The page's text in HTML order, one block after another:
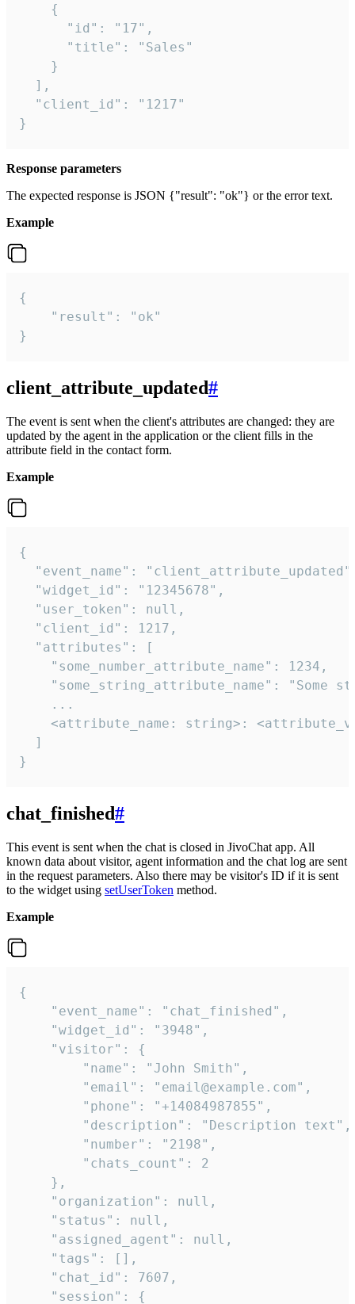
    {
      "id": "17",
      "title": "Sales"
    }
  ],
  "client_id": "1217"
}
Response parameters
The expected response is JSON {"result": "ok"} or the error text.
Example
{
    "result": "ok"
}
client_attribute_updated#
The event is sent when the client's attributes are changed: they are
updated by the agent in the application or the client fills in the
attribute field in the contact form.
Example
{
"event_name":
  "widget_id": "12345678",
  "user_token": null,
  "client_id": 1217,
  "attributes": [
    "some_number_attribute_name": 1234,
"some_string_attribute_name": "Some
    ...
<attribute_name: string>:
  ]
}
chat_finished#
This event is sent when the chat is closed in JivoChat app. All
known data about visitor, agent information and the chat log are sent
in the request parameters. Also there may be visitor's ID if it is sent
to the widget using setUserToken method.
Example
{
    "event_name": "chat_finished",
    "widget_id": "3948",
    "visitor": {
        "name": "John Smith",
        "email": "email@example.com",
        "phone": "+14084987855",
        "description": "Description text",
        "number": "2198",
        "chats_count": 2
    },
    "organization": null,
    "status": null,
    "assigned_agent": null,
    "tags": [],
    "chat_id": 7607,
    "session": {